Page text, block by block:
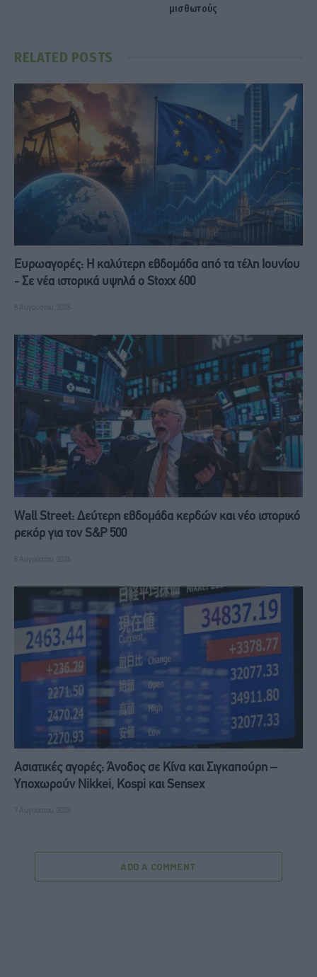
μισθωτούς
RELATED POSTS
Ευρωαγορές: Η καλύτερη εβδομάδα από τα τέλη Ιουνίου
- Σε νέα ιστορικά υψηλά ο Stoxx 600
8 Αυγούστου, 2026
Wall Street: Δεύτερη εβδομάδα κερδών και νέο ιστορικό
ρεκόρ για τον S&P 500
8 Αυγούστου, 2026
Ασιατικές αγορές: Άνοδος σε Κίνα και Σιγκαπούρη –
Υποχωρούν Nikkei, Kospi και Sensex
7 Αυγούστου, 2026
ADD A COMMENT